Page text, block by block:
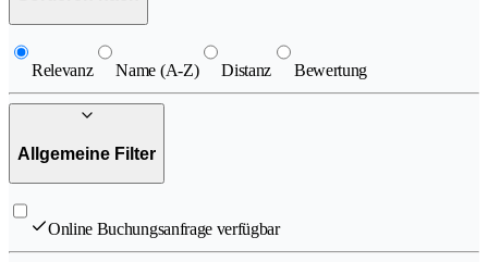
Relevanz Name (A-Z) Distanz Bewertung
Allgemeine Filter
Online Buchungsanfrage verfügbar